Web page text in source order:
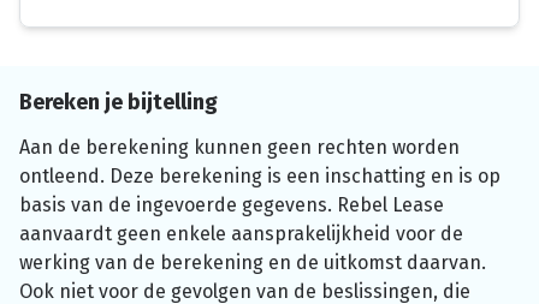
Bereken je bijtelling
Aan de berekening kunnen geen rechten worden
ontleend. Deze berekening is een inschatting en is op
basis van de ingevoerde gegevens. Rebel Lease
aanvaardt geen enkele aansprakelijkheid voor de
werking van de berekening en de uitkomst daarvan.
Ook niet voor de gevolgen van de beslissingen, die